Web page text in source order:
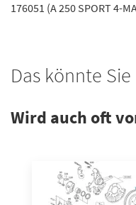
176051 (A 250 SPORT 4-
Das könnte
Wird auch oft